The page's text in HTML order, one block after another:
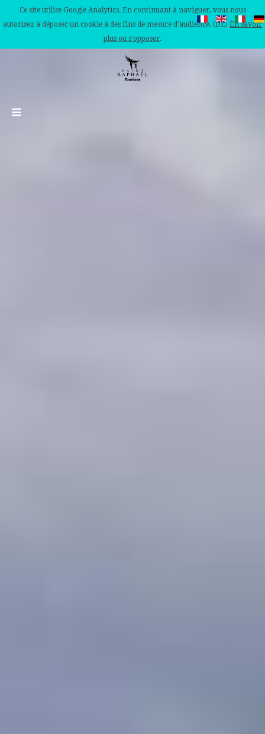
Ce site utilise Google Analytics. En continuant à naviguer, vous nous
autorisez à déposer un cookie à des fins de mesure d'audience. (DE) En savoir
plus ou s'opposer.